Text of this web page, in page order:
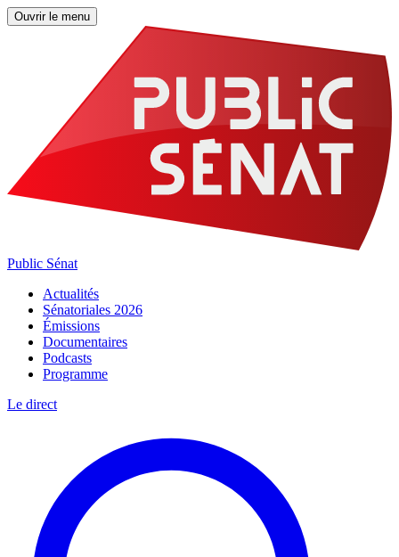
Ouvrir le menu
Public Sénat
Actualités
Sénatoriales 2026
Émissions
Documentaires
Podcasts
Programme
Le direct